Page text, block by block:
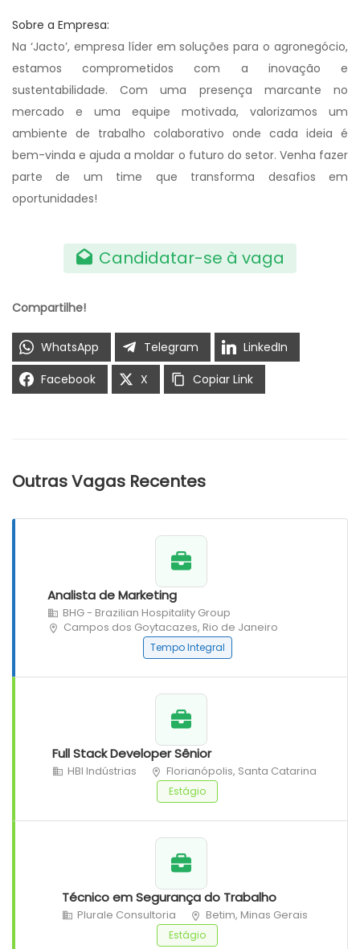
Sobre a Empresa:
Na ‘Jacto’, empresa líder em soluções para o agronegócio,
estamos comprometidos com a inovação e
sustentabilidade. Com uma presença marcante no
mercado e uma equipe motivada, valorizamos um
ambiente de trabalho colaborativo onde cada ideia é
bem-vinda e ajuda a moldar o futuro do setor. Venha fazer
parte de um time que transforma desafios em
oportunidades!
Candidatar-se à vaga
Compartilhe!
WhatsApp Telegram
LinkedIn
Facebook
X Copiar Link
Outras Vagas Recentes
Analista de Marketing
BHG - Brazilian Hospitality Group
Campos dos Goytacazes, Rio de Janeiro
Tempo Integral
Full Stack Developer Sênior
HBI Indústrias Florianópolis, Santa Catarina
Estágio
Técnico em Segurança do Trabalho
Plurale Consultoria Betim, Minas Gerais
Estágio